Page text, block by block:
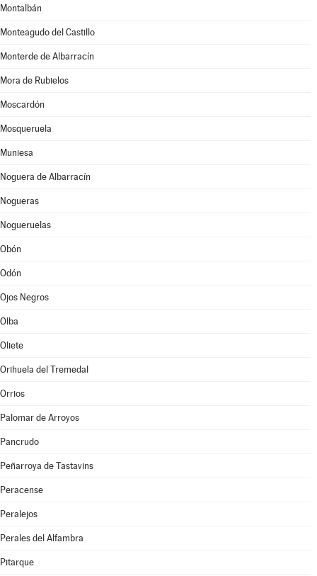
Montalbán
Monteagudo del Castillo
Monterde de Albarracín
Mora de Rubielos
Moscardón
Mosqueruela
Muniesa
Noguera de Albarracín
Nogueras
Nogueruelas
Obón
Odón
Ojos Negros
Olba
Oliete
Orihuela del Tremedal
Orrios
Palomar de Arroyos
Pancrudo
Peñarroya de Tastavins
Peracense
Peralejos
Perales del Alfambra
Pitarque